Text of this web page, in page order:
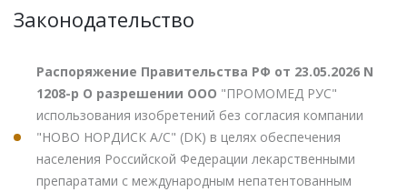
Законодательство
Распоряжение Правительства РФ от 23.05.2026 N
1208-р О разрешении ООО "ПРОМОМЕД РУС"
использования изобретений без согласия компании
"НОВО НОРДИСК А/С" (DK) в целях обеспечения
населения Российской Федерации лекарственными
препаратами с международным непатентованным